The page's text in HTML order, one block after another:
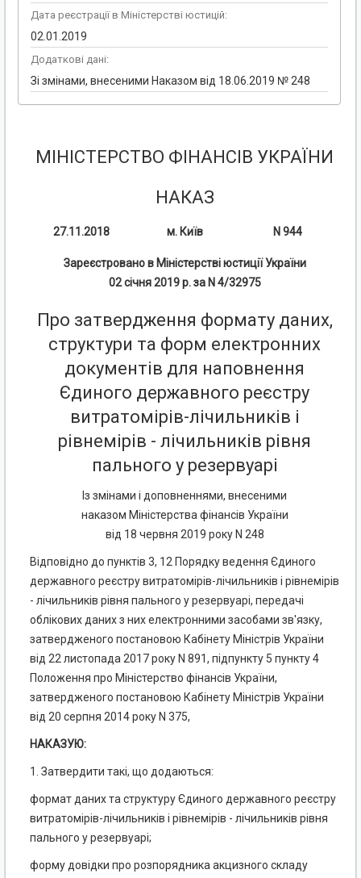
Дата реєстрації в Міністерстві юстицій:
02.01.2019
Додаткові дані:
Зі змінами, внесеними Наказом від 18.06.2019 № 248
МІНІСТЕРСТВО ФІНАНСІВ УКРАЇНИ
НАКАЗ
27.11.2018 м. Київ N 944
Зареєстровано в Міністерстві юстиції України
02 січня 2019 р. за N 4/32975
Про затвердження формату даних,
структури та форм електронних
документів для наповнення
Єдиного державного реєстру
витратомірів-лічильників і
рівнемірів - лічильників рівня
пального у резервуарі
Із змінами і доповненнями, внесеними
наказом Міністерства фінансів України
від 18 червня 2019 року N 248
Відповідно до пунктів 3, 12 Порядку ведення Єдиного
державного реєстру витратомірів-лічильників і рівнемірів
- лічильників рівня пального у резервуарі, передачі
облікових даних з них електронними засобами зв'язку,
затвердженого постановою Кабінету Міністрів України
від 22 листопада 2017 року N 891, підпункту 5 пункту 4
Положення про Міністерство фінансів України,
затвердженого постановою Кабінету Міністрів України
від 20 серпня 2014 року N 375,
НАКАЗУЮ:
1. Затвердити такі, що додаються:
формат даних та структуру Єдиного державного реєстру
витратомірів-лічильників і рівнемірів - лічильників рівня
пального у резервуарі;
форму довідки про розпорядника акцизного складу